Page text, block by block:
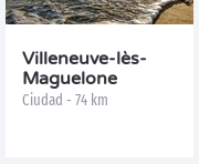
Villeneuve-lès-
Maguelone
Ciudad - 74 km